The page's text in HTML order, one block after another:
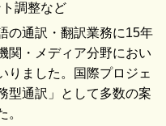
調整など
の通訳・翻訳業務に15年
関・メディア分野におい
りました。国際プロジェ
型通訳」として多数の案
。